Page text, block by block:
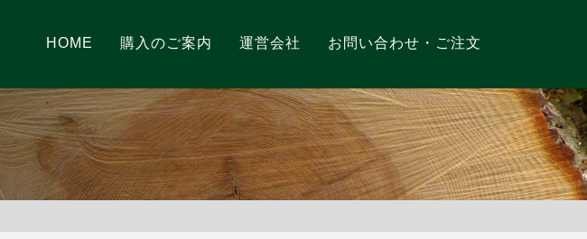
HOME 購入のご案内 運営会社 お問い合わせ・ご注文